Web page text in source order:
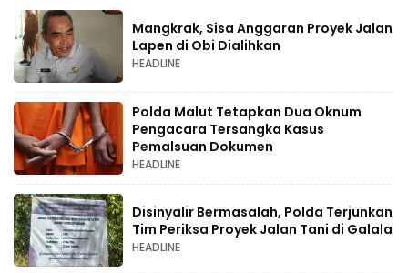
Mangkrak, Sisa Anggaran Proyek Jalan
Lapen di Obi Dialihkan
HEADLINE
Polda Malut Tetapkan Dua Oknum
Pengacara Tersangka Kasus
Pemalsuan Dokumen
HEADLINE
Disinyalir Bermasalah, Polda Terjunkan
Tim Periksa Proyek Jalan Tani di Galala
HEADLINE